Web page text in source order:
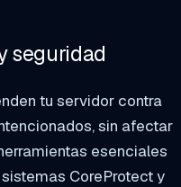
seguridad
tu servidor contra
sin afectar
esenciales
CoreProtect y